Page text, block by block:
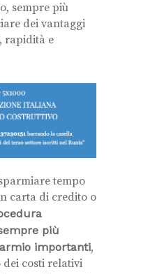
sempre più
dei vantaggi
rapidità e
tempo
carta di credito o
più
importanti,
costi relativi